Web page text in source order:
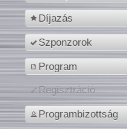
Díjazás
Szponzorok
Program
Regisztráció
Programbizottság